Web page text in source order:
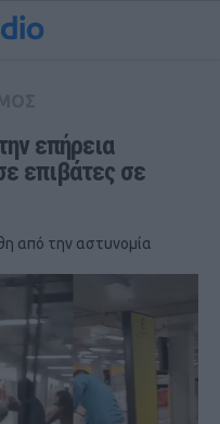
επήρεια
επιβάτες σε
από την αστυνομία